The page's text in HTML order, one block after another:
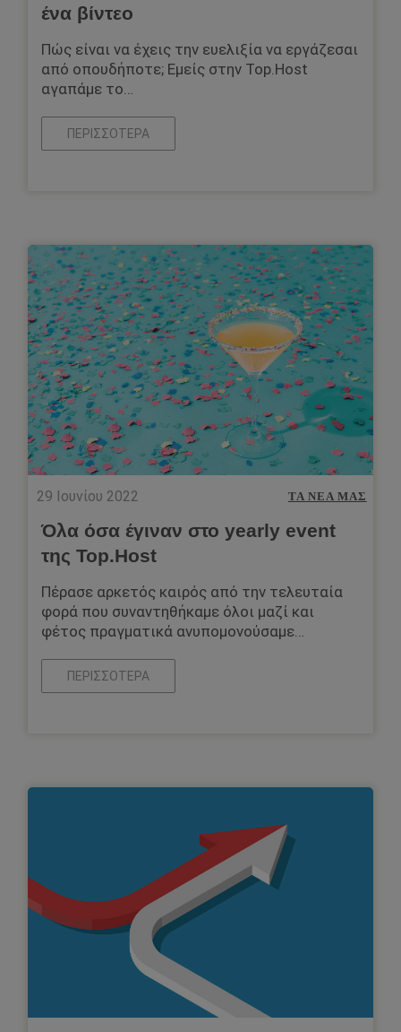
ένα βίντεο
Πώς είναι να έχεις την ευελιξία να εργάζεσαι
από οπουδήποτε; Εμείς στην Top.Host
αγαπάμε το…
ΠΕΡΙΣΣΌΤΕΡΑ
29 Ιουνίου 2022 ΤΑ ΝΈΑ ΜΑΣ
Όλα όσα έγιναν στο yearly event
της Top.Host
Πέρασε αρκετός καιρός από την τελευταία
φορά που συναντηθήκαμε όλοι μαζί και
φέτος πραγματικά ανυπομονούσαμε…
ΠΕΡΙΣΣΌΤΕΡΑ